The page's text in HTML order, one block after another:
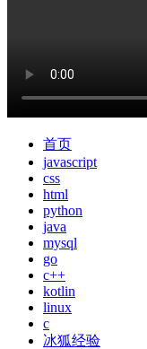
首页
javascript
css
html
python
java
mysql
go
c++
kotlin
linux
c
冰狐经验